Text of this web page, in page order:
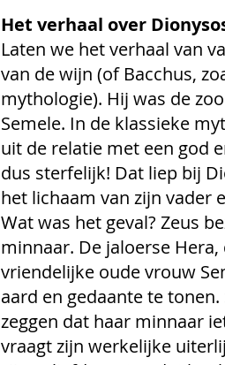
Het verhaal over
Laten we het verhaal van
van de wijn (of Bacchus,
mythologie). Hij was de
Semele. In de klassieke
uit de relatie met een god
dus sterfelijk! Dat liep bij
het lichaam van zijn vader
Wat was het geval? Zeus
minnaar. De jaloerse
vriendelijke oude vrouw
aard en gedaante te
zeggen dat haar minnaar
vraagt zijn werkelijke